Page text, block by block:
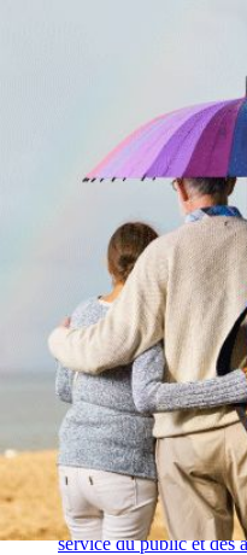
sommes-
nous ?
S'inscrire à
la
newsletter
Rémunération
|
OTE et DDI
|
Travail & santé
Action sociale
|
Contractuels
|
Le dialogue social
service du public et des